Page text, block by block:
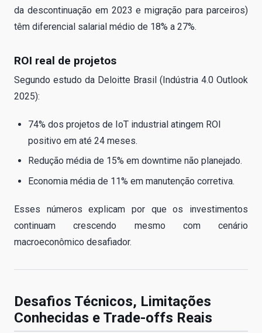
da descontinuação em 2023 e migração para parceiros)
têm diferencial salarial médio de 18% a 27%.
ROI real de projetos
Segundo estudo da Deloitte Brasil (Indústria 4.0 Outlook
2025):
74% dos projetos de IoT industrial atingem ROI
positivo em até 24 meses.
Redução média de 15% em downtime não planejado.
Economia média de 11% em manutenção corretiva.
Esses números explicam por que os investimentos
continuam crescendo mesmo com cenário
macroeconômico desafiador.
Desafios Técnicos, Limitações
Conhecidas e Trade-offs Reais